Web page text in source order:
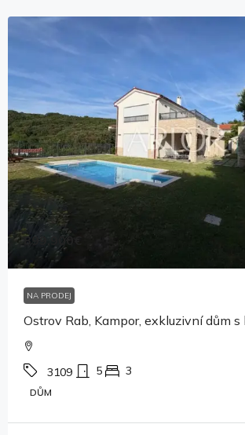
899,900€
NA PRODEJ
Ostrov Rab, Kampor, exkluzivní dům s
3109 5 3
DŮM